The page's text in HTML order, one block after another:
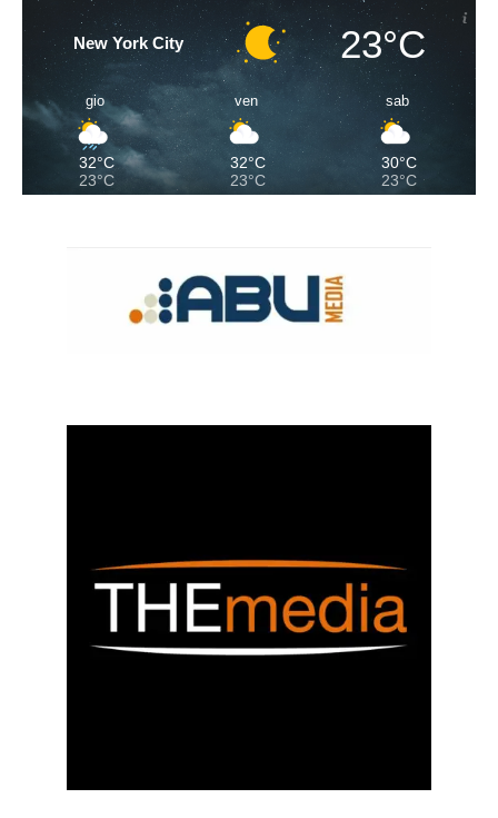
New York City 23°C
gio
32°C
23°C
ven
32°C
23°C
sab
30°C
23°C